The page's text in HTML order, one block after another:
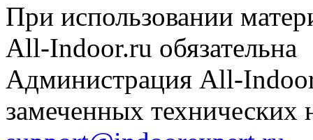
При использовании
All-Indoor.ru обязательна
Администрация All-
замеченных технических